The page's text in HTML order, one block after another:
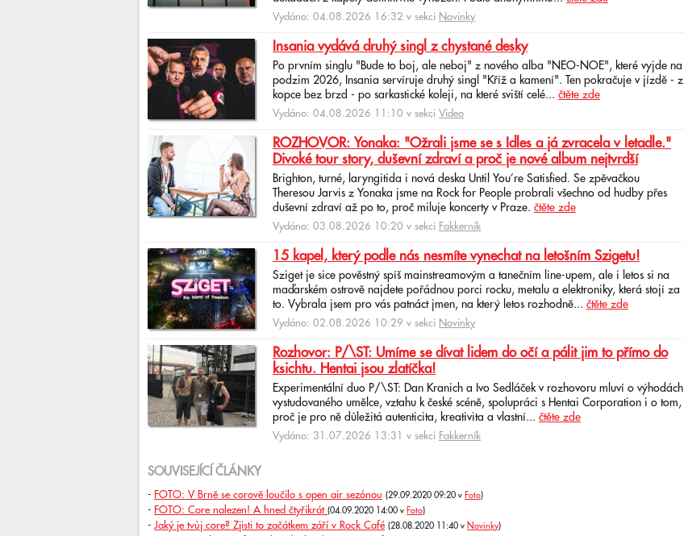
Vydáno: 04.08.2026 16:32 v sekci Novinky
Insania vydává druhý singl z chystané desky
Po prvním singlu "Bude to boj, ale neboj" z nového alba "NEO-NOE", které vyjde na
podzim 2026, Insania servíruje druhý singl "Kříž a kamení". Ten pokračuje v jízdě - z
kopce bez brzd - po sarkastické koleji, na které sviští celé... čtěte zde
Vydáno: 04.08.2026 11:10 v sekci Video
ROZHOVOR: Yonaka: "Ožrali jsme se s Idles a já zvracela v letadle."
Divoké tour story, duševní zdraví a proč je nové album nejtvrdší
Brighton, turné, laryngitida i nová deska Until You’re Satisfied. Se zpěvačkou
Theresou Jarvis z Yonaka jsme na Rock for People probrali všechno od hudby přes
duševní zdraví až po to, proč miluje koncerty v Praze. čtěte zde
Vydáno: 03.08.2026 10:20 v sekci Fakkerník
15 kapel, který podle nás nesmíte vynechat na letošním Szigetu!
Sziget je sice pověstný spíš mainstreamovým a tanečním line-upem, ale i letos si na
maďarském ostrově najdete pořádnou porci rocku, metalu a elektroniky, která stojí za
to. Vybrala jsem pro vás patnáct jmen, na který letos rozhodně... čtěte zde
Vydáno: 02.08.2026 10:29 v sekci Novinky
Rozhovor: P/\ST: Umíme se dívat lidem do očí a pálit jim to přímo do
ksichtu. Hentai jsou zlatíčka!
Experimentální duo P/\ST: Dan Kranich a Ivo Sedláček v rozhovoru mluví o výhodách
vystudovaného umělce, vztahu k české scéně, spolupráci s Hentai Corporation i o tom,
proč je pro ně důležitá autenticita, kreativita a vlastní... čtěte zde
Vydáno: 31.07.2026 13:31 v sekci Fakkerník
SOUVISEJÍCÍ ČLÁNKY
- FOTO: V Brně se corově loučilo s open air sezónou (29.09.2020 09:20 v Foto)
- FOTO: Core nalezen! A hned čtyřikrát (04.09.2020 14:00 v Foto)
- Jaký je tvůj core? Zjisti to začátkem září v Rock Café (28.08.2020 11:40 v Novinky)